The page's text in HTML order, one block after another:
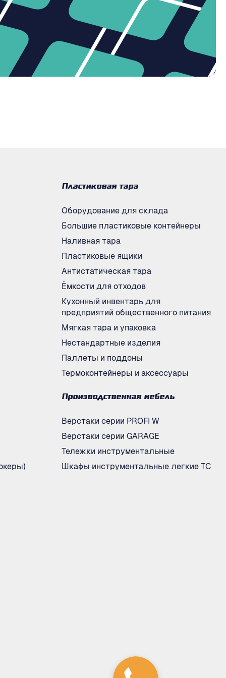
Пластиковая тара
Оборудование для склада
Большие пластиковые контейнеры
Наливная тара
Пластиковые ящики
Антистатическая тара
Ёмкости для отходов
Кухонный инвентарь для
предприятий общественного питания
Мягкая тара и упаковка
Нестандартные изделия
Паллеты и поддоны
Термоконтейнеры и аксессуары
Производственная мебель
Верстаки серии PROFI W
Верстаки серии GARAGE
Тележки инструментальные
Шкафы инструментальные легкие ТС